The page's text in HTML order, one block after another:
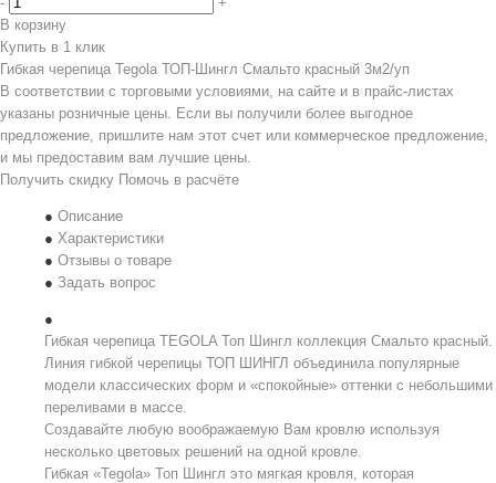
В корзину
Купить в 1 клик
Гибкая черепица Tegola ТОП-Шингл Смальто красный 3м2/уп
В соответствии с торговыми условиями, на сайте и в прайс-листах
указаны розничные цены. Если вы получили более выгодное
предложение, пришлите нам этот счет или коммерческое предложение,
и мы предоставим вам лучшие цены.
Получить скидку Помочь в расчёте
Описание
Характеристики
Отзывы о товаре
Задать вопрос
Гибкая черепица TEGOLA Топ Шингл коллекция Смальто красный.
Линия гибкой черепицы ТОП ШИНГЛ объединила популярные
модели классических форм и «спокойные» оттенки с небольшими
переливами в массе.
Создавайте любую воображаемую Вам кровлю используя
несколько цветовых решений на одной кровле.
Гибкая «Tegola» Топ Шингл это мягкая кровля, которая